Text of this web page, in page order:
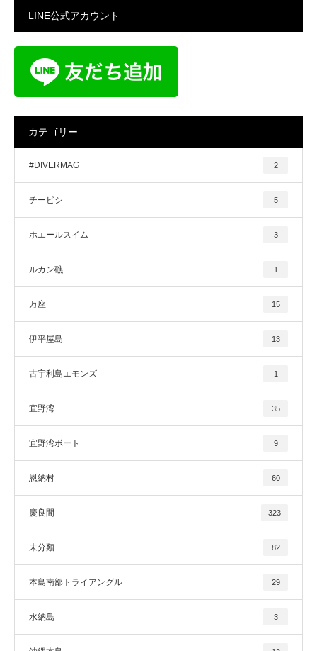
LINE公式アカウント
カテゴリー
#DIVERMAG 2
チービシ 5
ホエールスイム 3
ルカン礁 1
万座 15
伊平屋島 13
古宇利島エモンズ 1
宜野湾 35
宜野湾ボート 9
恩納村 60
慶良間 323
未分類 82
本島南部トライアングル 29
水納島 3